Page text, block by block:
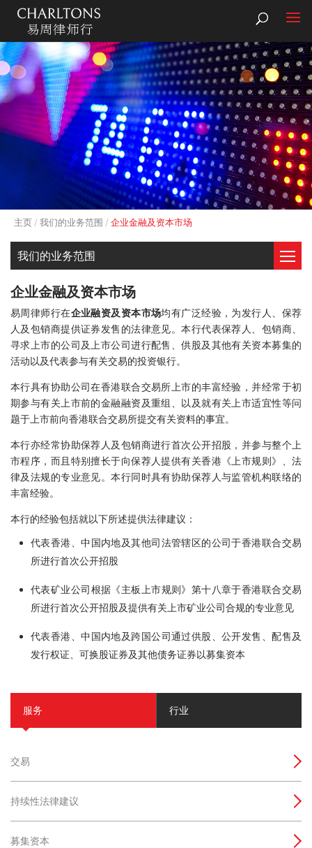
主页 我们的业务范围 企业金融及资本市场
我们的业务范围
企业金融及资本市场
易周律师行在企业融资及资本市场均有广泛经验，为发行人、保荐
人及包销商提供证券发售的法律意见。本行代表保荐人、包销商、
寻求上市的公司及上市公司进行配售、供股及其他有关资本募集的
活动以及代表参与有关交易的投资银行。
本行具有协助公司在香港联合交易所上市的丰富经验，并经常于初
期参与有关上市前的金融融资及重组、以及就有关上市适宜性等问
题于上市前向香港联合交易所提交有关资料的事宜。
本行亦经常协助保荐人及包销商进行首次公开招股，并参与整个上
市程序，而且特别擅长于向保荐人提供有关香港《上市规则》、法
律及法规的专业意见。本行同时具有协助保荐人与监管机构联络的
丰富经验。
本行的经验包括就以下所述提供法律建议：
代表香港、中国内地及其他司法管辖区的公司于香港联合交易
所进行首次公开招股
代表矿业公司根据《主板上市规则》第十八章于香港联合交易
所进行首次公开招股及提供有关上市矿业公司合规的专业意见
代表香港、中国内地及跨国公司通过供股、公开发售、配售及
发行权证、可换股证券及其他债务证券以募集资本
服务 行业
交易
持续性法律建议
募集资本